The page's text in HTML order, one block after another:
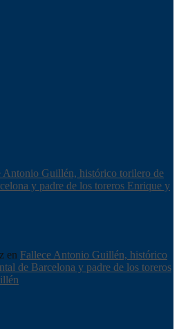
Antonio Guillén, histórico torilero de
y padre de los toreros Enrique y
en Fallece Antonio Guillén, histórico
de Barcelona y padre de los toreros